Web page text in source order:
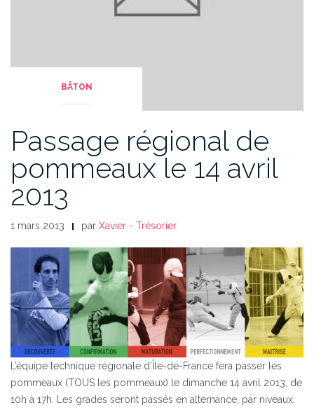
BÂTON
Passage régional de
pommeaux le 14 avril
2013
1 mars 2013 par Xavier - Trésorier
L’équipe technique régionale d’Île-de-France fera passer les
pommeaux (TOUS les pommeaux) le dimanche 14 avril 2013, de
10h à 17h. Les grades seront passés en alternance, par niveaux.